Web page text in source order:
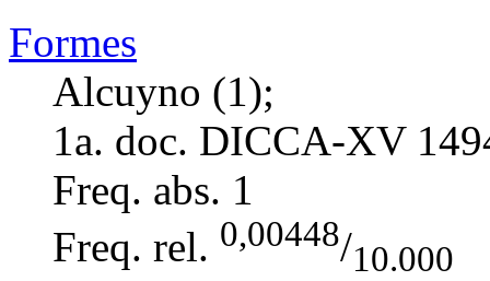
Formes
Alcuyno (1);
1a. doc. DICCA-XV
Freq. abs. 1
Freq. rel. 0,00448/10.000